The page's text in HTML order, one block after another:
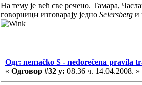
На тему је већ све речено. Тамара,
говорници изговарају једно Seiersberg и
Одг: nemačko S - nedorečena pravila
« Одговор #32 у: 08.36 ч. 14.04.2008. »